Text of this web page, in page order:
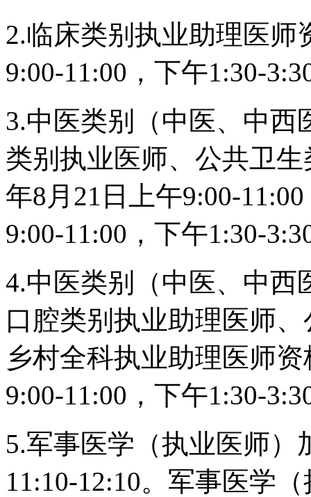
2.临床类别执业助理医师
9:00-11:00，下午1:30-
3.中医类别（中医、中
类别执业医师、公共卫生
年8月21日上午9:00-
9:00-11:00，下午1:30-
4.中医类别（中医、中西
口腔类别执业助理医师
乡村全科执业助理医师
9:00-11:00，下午1:30-
5.军事医学（执业医师）
11:10-12:10。军事医学